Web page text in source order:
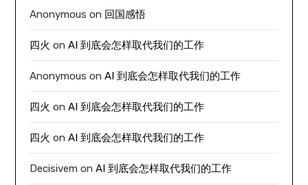
Anonymous on 回国感悟
四火 onAI 到底会怎样取代我们的工作
Anonymous onAI 到底会怎样取代我们的工作
四火 onAI 到底会怎样取代我们的工作
四火 onAI 到底会怎样取代我们的工作
Decisivem onAI 到底会怎样取代我们的工作